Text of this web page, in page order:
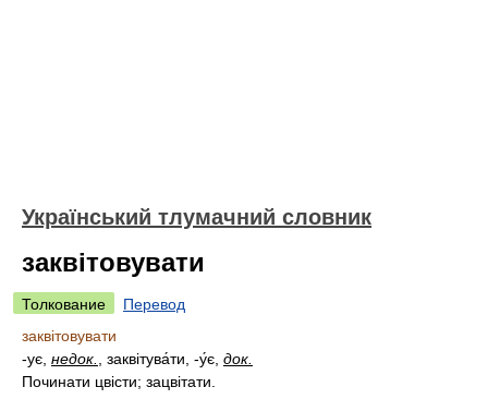
Український тлумачний словник
заквітовувати
Толкование
Перевод
заквітовувати
-ує, недок. , заквітува́ти, -у́є, док.
Починати цвісти; зацвітати.